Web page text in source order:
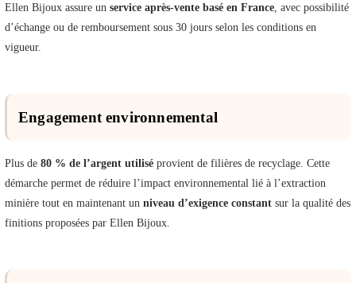
Ellen Bijoux assure un service après-vente basé en France , avec possibilité
d’échange ou de remboursement sous 30 jours selon les conditions en
vigueur.
Engagement environnemental
Plus de 80 % de l’argent utilisé provient de filières de recyclage. Cette
démarche permet de réduire l’impact environnemental lié à l’extraction
minière tout en maintenant un niveau d’exigence constant sur la qualité des
finitions proposées par Ellen Bijoux.